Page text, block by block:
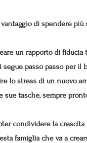
di spendere
un rapporto di
segue passo passo per
lo stress di un nuovo
sue tasche, sempre
condividere la
famiglia che va a